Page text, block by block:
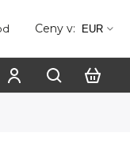
Ochrana
Ceny v: EUR